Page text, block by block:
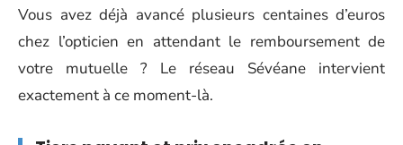
Vous avez déjà avancé plusieurs centaines d’euros
chez l’opticien en attendant le remboursement de
votre mutuelle ? Le réseau Sévéane intervient
exactement à ce moment-là.